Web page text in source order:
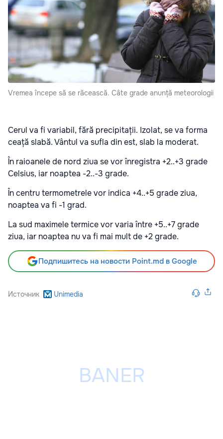
Vremea începe să se răcească. Câte grade anunță meteorologii
Cerul va fi variabil, fără precipitații. Izolat, se va forma
ceață slabă. Vântul va sufla din est, slab la moderat.
În raioanele de nord ziua se vor înregistra +2..+3 grade
Celsius, iar noaptea -2..-3 grade.
În centru termometrele vor indica +4..+5 grade ziua,
noaptea va fi -1 grad.
La sud maximele termice vor varia între +5..+7 grade
ziua, iar noaptea nu va fi mai mult de +2 grade.
Подпишитесь на новости Point.md в Google
Источник Unimedia